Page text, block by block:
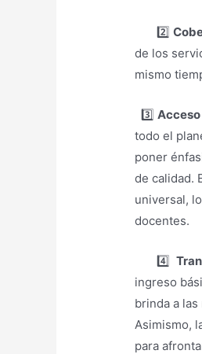
2️⃣
de los
mismo
3️⃣
todo el
poner
de calidad.
universal,
docentes.
4️⃣
ingreso
brinda a
Asimismo,
para